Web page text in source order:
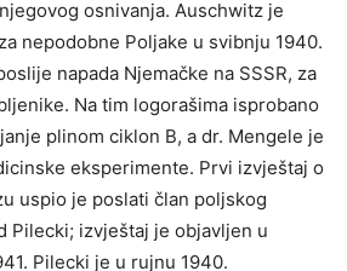
osnivanja. Auschwitz je
nepodobne Poljake u svibnju 1940.
napada Njemačke na SSSR, za
Na tim logorašima isprobano
plinom ciklon B, a dr. Mengele je
eksperimente. Prvi izvještaj o
uspio je poslati član poljskog
Pilecki; izvještaj je objavljen u
Pilecki je u rujnu 1940.